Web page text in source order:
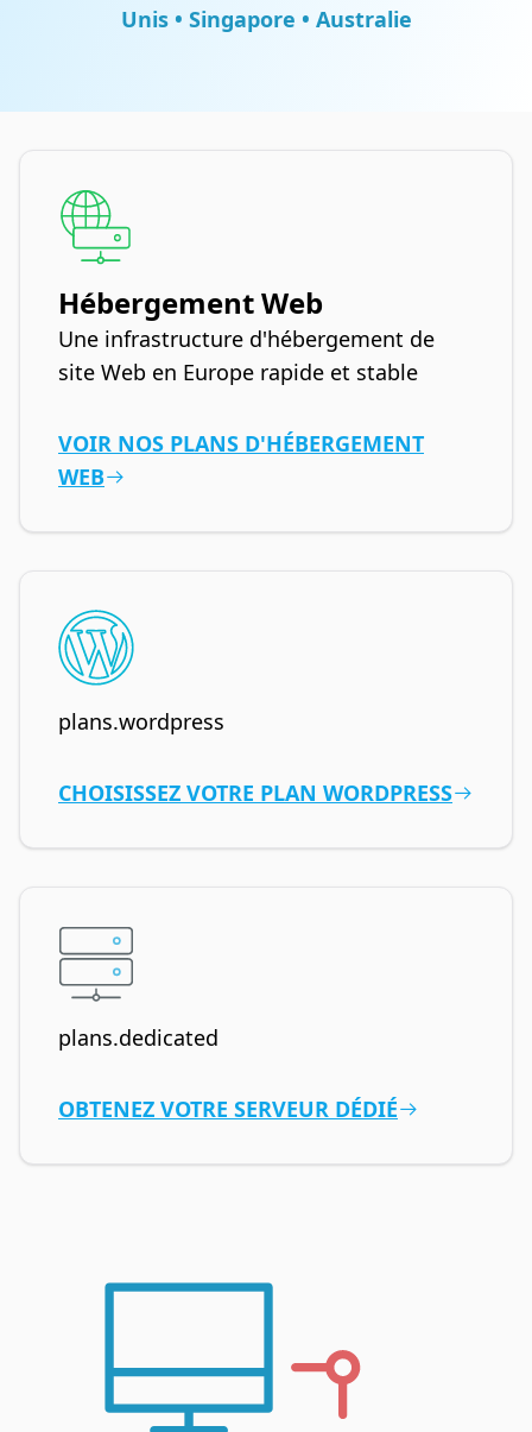
Unis • Singapore • Australie
Hébergement Web
Une infrastructure d'hébergement de
site Web en Europe rapide et stable
VOIR NOS PLANS D'HÉBERGEMENT
WEB
plans.wordpress
CHOISISSEZ VOTRE PLAN WORDPRESS
plans.dedicated
OBTENEZ VOTRE SERVEUR DÉDIÉ